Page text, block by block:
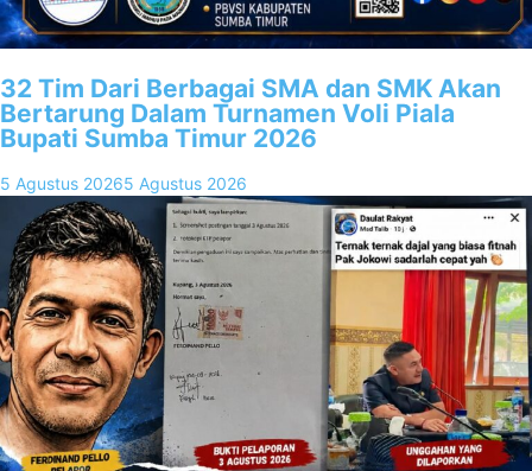
32 Tim Dari Berbagai SMA dan SMK Akan
Bertarung Dalam Turnamen Voli Piala
Bupati Sumba Timur 2026
5 Agustus 20265 Agustus 2026